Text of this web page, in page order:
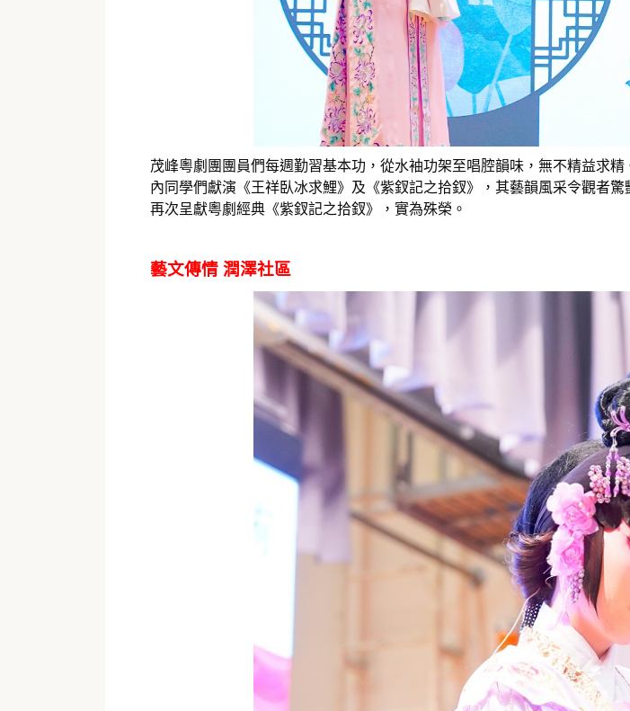
茂峰粵劇團團員們每週勤習基本功，從水袖功架至唱腔韻味，無不精益求
內同學們獻演《王祥臥冰求鯉》及《紫釵記之拾釵》，其藝韻風采令觀者
再次呈獻粵劇經典《紫釵記之拾釵》，實為殊榮。
藝文傳情 潤澤社區